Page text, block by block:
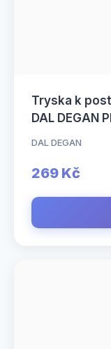
Tryska k
DAL DEGAN
DAL DEGAN
269 Kč